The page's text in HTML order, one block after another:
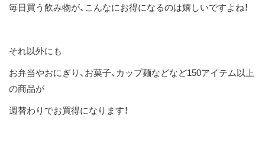
毎日買う飲み物が、こんなにお得になるのは嬉しいですよね！
それ以外にも
お弁当やおにぎり、お菓子、カップ麺などなど150アイテム以上
の商品が
週替わりでお買得になります！